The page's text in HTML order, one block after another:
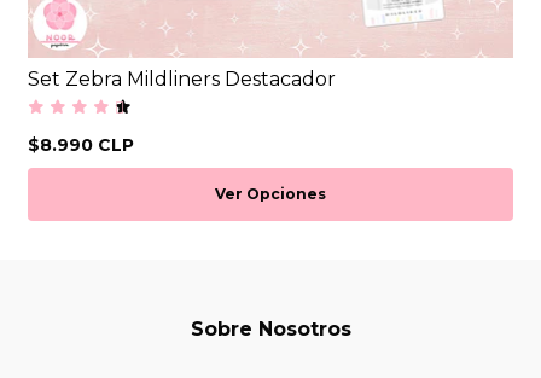
Set Zebra Mildliners Destacador
$8.990 CLP
Ver Opciones
Sobre Nosotros